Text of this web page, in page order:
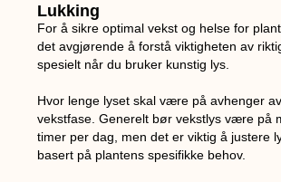
Lukking
For å sikre optimal vekst og helse for
det avgjørende å forstå viktigheten av
spesielt når du bruker kunstig lys.
Hvor lenge lyset skal være på avhenger
vekstfase. Generelt bør vekstlys være på
timer per dag, men det er viktig å justere
basert på plantens spesifikke behov.